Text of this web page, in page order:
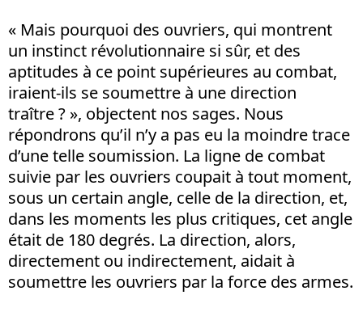
« Mais pourquoi des ouvriers, qui montrent
un instinct révolutionnaire si sûr, et des
aptitudes à ce point supérieures au combat,
iraient-ils se soumettre à une direction
traître ? », objectent nos sages. Nous
répondrons qu’il n’y a pas eu la moindre trace
d’une telle soumission. La ligne de combat
suivie par les ouvriers coupait à tout moment,
sous un certain angle, celle de la direction, et,
dans les moments les plus critiques, cet angle
était de 180 degrés. La direction, alors,
directement ou indirectement, aidait à
soumettre les ouvriers par la force des armes.